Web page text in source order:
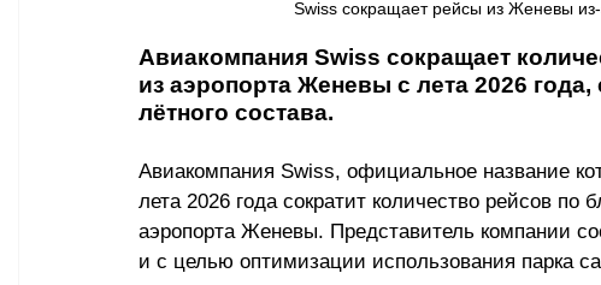
Swiss сокращает рейсы из Женевы
Авиакомпания Swiss сокращает
из аэропорта Женевы с лета 2026
лётного состава.
Авиакомпания Swiss, официальное название
лета 2026 года сократит количество рейсов
аэропорта Женевы. Представитель компании
и с целью оптимизации использования парка